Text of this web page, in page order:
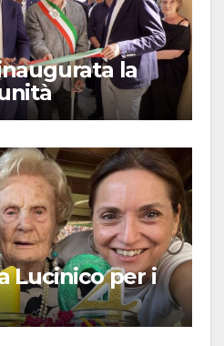
la
Lucinico per i